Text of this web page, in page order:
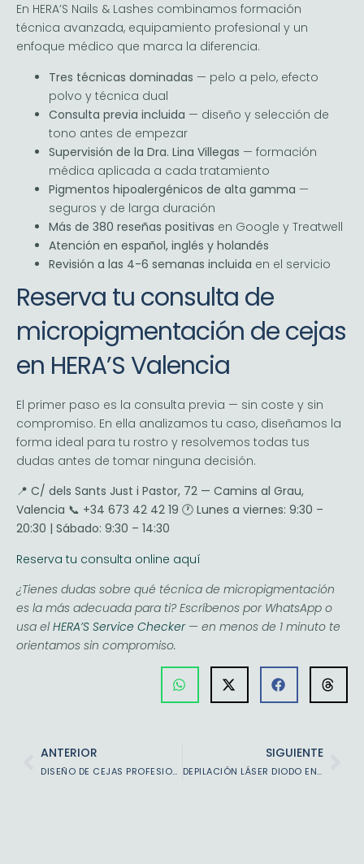
En HERA’S Nails & Lashes combinamos formación
técnica avanzada, equipamiento profesional y un
enfoque médico que marca la diferencia.
Tres técnicas dominadas — pelo a pelo, efecto
polvo y técnica dual
Consulta previa incluida — diseño y selección de
tono antes de empezar
Supervisión de la Dra. Lina Villegas — formación
médica aplicada a cada tratamiento
Pigmentos hipoalergénicos de alta gamma —
seguros y de larga duración
Más de 380 reseñas positivas en Google y Treatwell
Atención en español, inglés y holandés
Revisión a las 4-6 semanas incluida en el servicio
Reserva tu consulta de
micropigmentación de cejas
en HERA’S Valencia
El primer paso es la consulta previa — sin coste y sin
compromiso. En ella analizamos tu caso, diseñamos la
forma ideal para tu rostro y resolvemos todas tus
dudas antes de tomar ninguna decisión.
📍 C/ dels Sants Just i Pastor, 72 — Camins al Grau,
Valencia 📞 +34 673 42 42 19 🕐 Lunes a viernes: 9:30 –
20:30 | Sábado: 9:30 – 14:30
Reserva tu consulta online aquí
¿Tienes dudas sobre qué técnica de micropigmentación
es la más adecuada para ti? Escríbenos por WhatsApp o
usa elHERA’S Service Checker— en menos de 1 minuto te
orientamos sin compromiso.
ANTERIOR
DISEÑO DE CEJAS PROFESIONAL: EL ARTE DE REALZAR TU MIRADA
SIGUIENTE
DEPILACIÓN LÁSER DIODO EN VALENCIA: TODO LO QUE DEBES SABER ANTES DE TU PRIMERA SESIÓN